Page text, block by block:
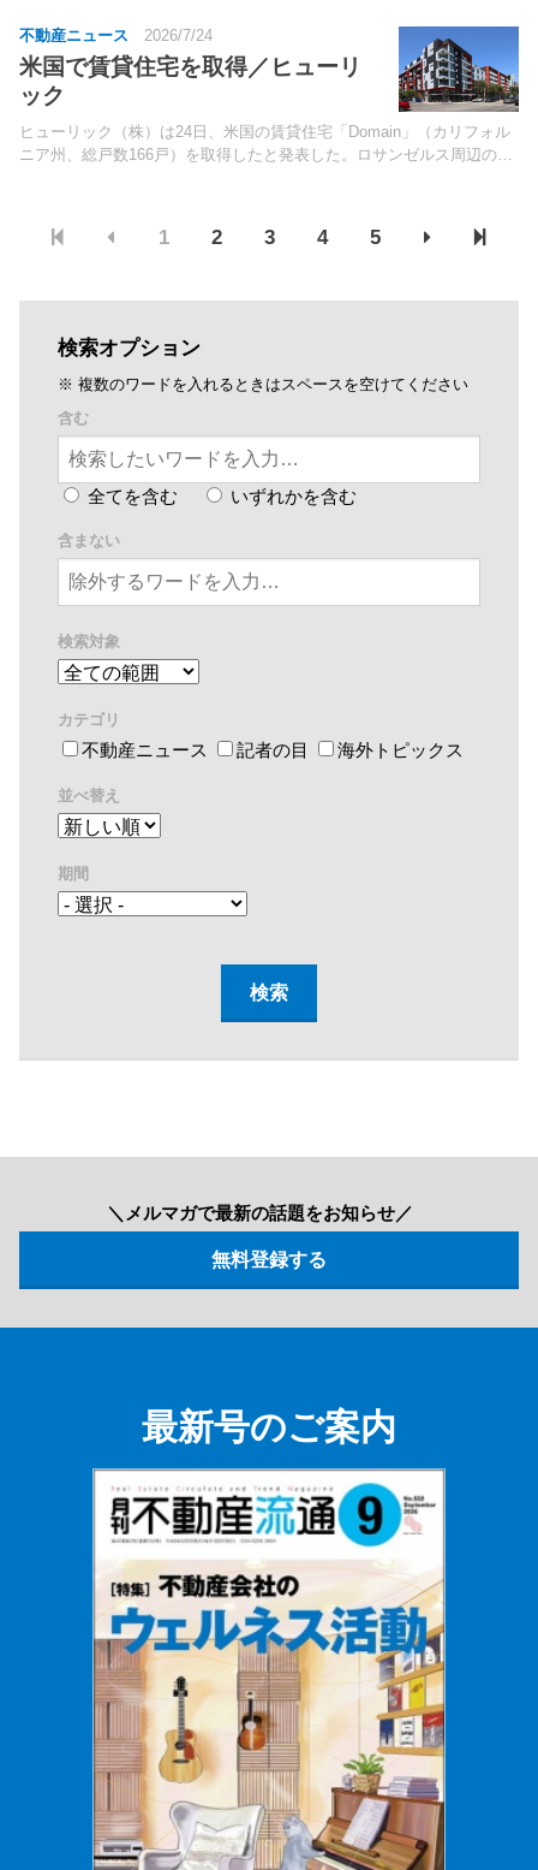
不動産ニュース 2026/7/24
米国で賃貸住宅を取得／ヒューリ
ック
ヒューリック（株）は24日、米国の賃貸住宅「Domain」（カリフォル
ニア州、総戸数166戸）を取得したと発表した。ロサンゼルス周辺の雇
1 2 3 4 5
検索オプション
※ 複数のワードを入れるときはスペースを空けてください
含む
全てを含む いずれかを含む
含まない
検索対象
カテゴリ
不動産ニュース 記者の目 海外トピックス
並べ替え
期間
＼メルマガで最新の話題をお知らせ／
最新号のご案内